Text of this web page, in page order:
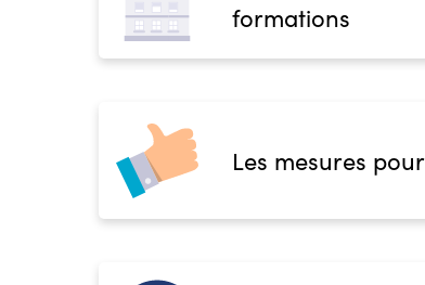
formations
Les mesures